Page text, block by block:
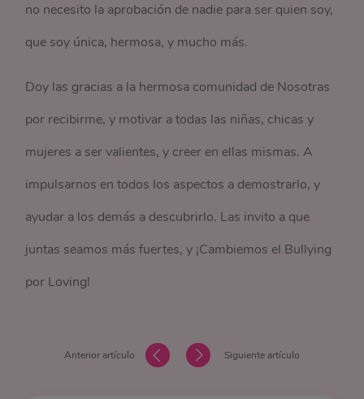
no necesito la aprobación de nadie para ser quien soy,
que soy única, hermosa, y mucho más.
Doy las gracias a la hermosa comunidad de Nosotras
por recibirme, y motivar a todas las niñas, chicas y
mujeres a ser valientes, y creer en ellas mismas. A
impulsarnos en todos los aspectos a demostrarlo, y
ayudar a los demás a descubrirlo. Las invito a que
juntas seamos más fuertes, y ¡Cambiemos el Bullying
por Loving!
Anterior artículo Siguiente artículo